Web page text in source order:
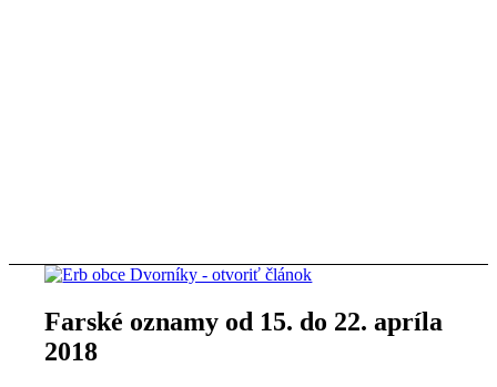
Farské oznamy od 15. do 22. apríla
2018